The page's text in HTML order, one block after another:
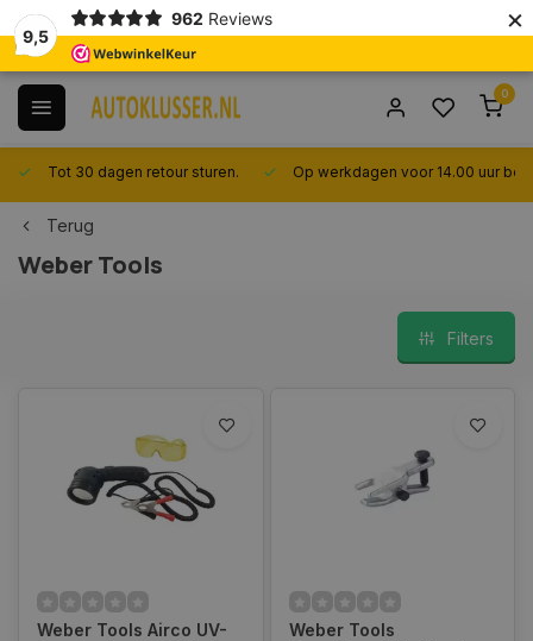
9,5
962 Reviews ×
0
Tot 30 dagen retour sturen. Op werkdagen voor 14.00 uur
Terug
Weber Tools
Filters
Weber Tools Airco UV-
Weber Tools